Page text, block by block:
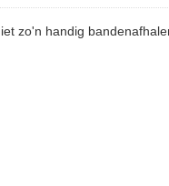
zo'n handig